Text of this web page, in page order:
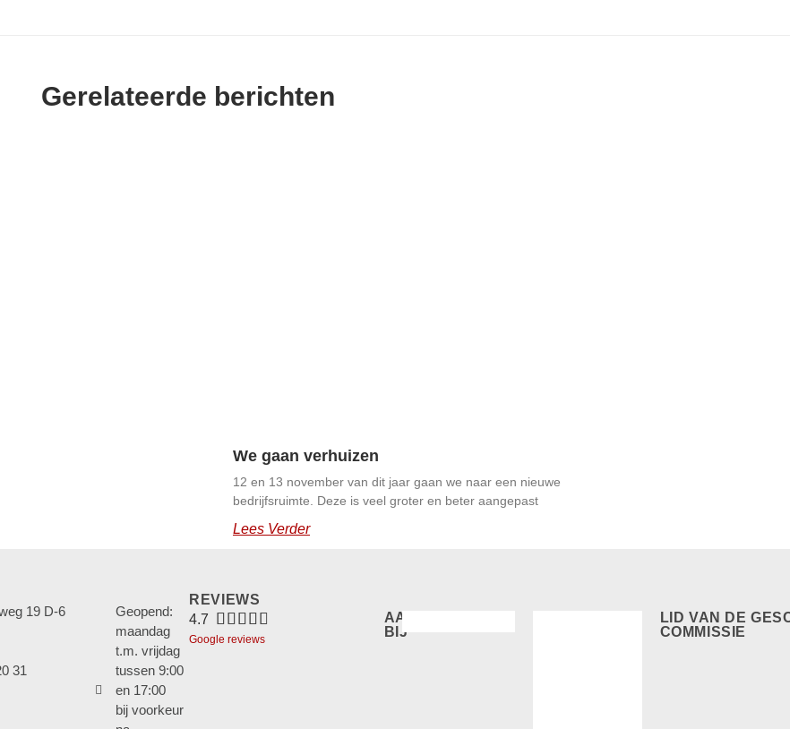
Gerelateerde berichten
We gaan verhuizen
12 en 13 november van dit jaar gaan we naar een nieuwe
bedrijfsruimte. Deze is veel groter en beter aangepast
Lees Verder
19 D-6
31
Geopend:
maandag
t.m. vrijdag
tussen 9:00
en 17:00
bij voorkeur
REVIEWS
4.7
    
Google reviews
AANGESLOTEN
BIJ
LID VAN DE
COMMISSIE